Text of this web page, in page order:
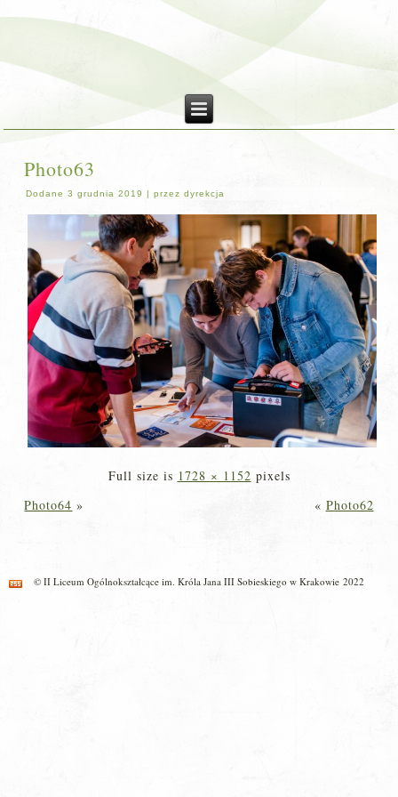
Photo63
Dodane 3 grudnia 2019 |przez dyrekcja
Full size is 1728 × 1152 pixels
Photo64 » « Photo62
© II Liceum Ogólnokształcące im. Króla Jana III Sobieskiego w Krakowie 2022